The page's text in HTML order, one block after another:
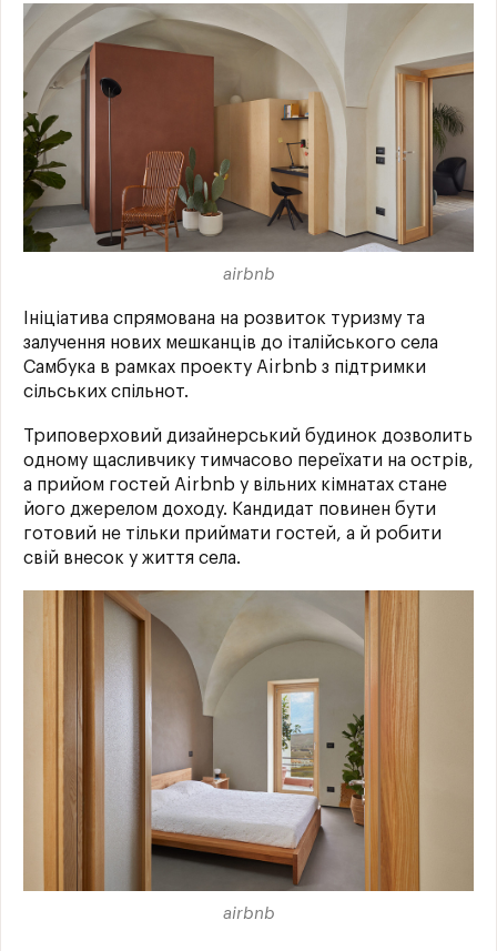
airbnb
Ініціатива спрямована на розвиток туризму та
залучення нових мешканців до італійського села
Самбука в рамках проекту Airbnb з підтримки
сільських спільнот.
Триповерховий дизайнерський будинок дозволить
одному щасливчику тимчасово переїхати на острів,
а прийом гостей Airbnb у вільних кімнатах стане
його джерелом доходу. Кандидат повинен бути
готовий не тільки приймати гостей, а й робити
свій внесок у життя села.
airbnb